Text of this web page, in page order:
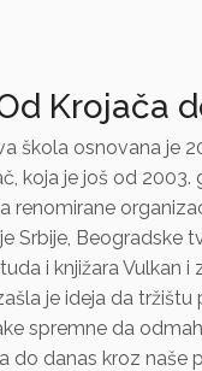
Krojača
škola osnovana je
koja je još od
renomirane
Srbije, Beogradske
i knjižara Vulkan
je ideja da
spremne da
do danas kroz naše